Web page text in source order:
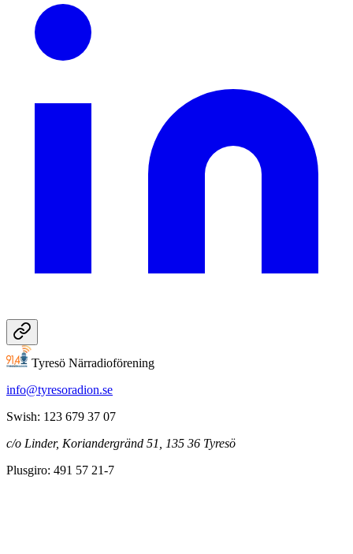
Tyresö Närradioförening
info@tyresoradion.se
Swish: 123 679 37 07
c/o Linder, Koriandergränd 51, 135 36 Tyresö
Plusgiro: 491 57 21-7